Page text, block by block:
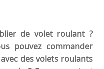
de volet roulant ?
pouvez commander
des volets roulants